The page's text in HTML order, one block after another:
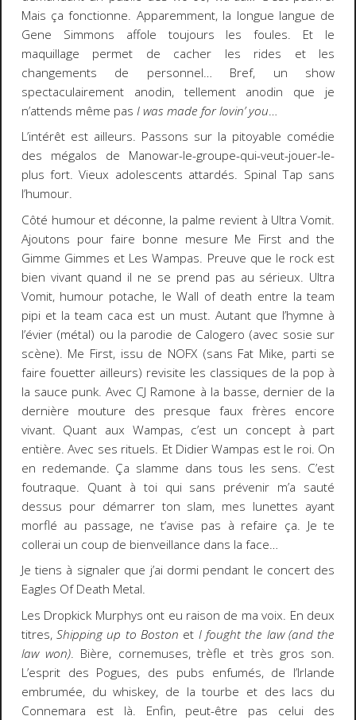
Mais ça fonctionne. Apparemment, la longue langue de
Gene Simmons affole toujours les foules. Et le
maquillage permet de cacher les rides et les
changements de personnel… Bref, un show
spectaculairement anodin, tellement anodin que je
n’attends même pas I was made for lovin’ you…
L’intérêt est ailleurs. Passons sur la pitoyable comédie
des mégalos de Manowar-le-groupe-qui-veut-jouer-le-
plus fort. Vieux adolescents attardés. Spinal Tap sans
l’humour.
Côté humour et déconne, la palme revient à Ultra Vomit.
Ajoutons pour faire bonne mesure Me First and the
Gimme Gimmes et Les Wampas. Preuve que le rock est
bien vivant quand il ne se prend pas au sérieux. Ultra
Vomit, humour potache, le Wall of death entre la team
pipi et la team caca est un must. Autant que l’hymne à
l’évier (métal) ou la parodie de Calogero (avec sosie sur
scène). Me First, issu de NOFX (sans Fat Mike, parti se
faire fouetter ailleurs) revisite les classiques de la pop à
la sauce punk. Avec CJ Ramone à la basse, dernier de la
dernière mouture des presque faux frères encore
vivant. Quant aux Wampas, c’est un concept à part
entière. Avec ses rituels. Et Didier Wampas est le roi. On
en redemande. Ça slamme dans tous les sens. C’est
foutraque. Quant à toi qui sans prévenir m’a sauté
dessus pour démarrer ton slam, mes lunettes ayant
morflé au passage, ne t’avise pas à refaire ça. Je te
collerai un coup de bienveillance dans la face…
Je tiens à signaler que j’ai dormi pendant le concert des
Eagles Of Death Metal.
Les Dropkick Murphys ont eu raison de ma voix. En deux
titres,Shipping up to Boston et I fought the law (and the
law won). Bière, cornemuses, trèfle et très gros son.
L’esprit des Pogues, des pubs enfumés, de l’Irlande
embrumée, du whiskey, de la tourbe et des lacs du
Connemara est là. Enfin, peut-être pas celui des